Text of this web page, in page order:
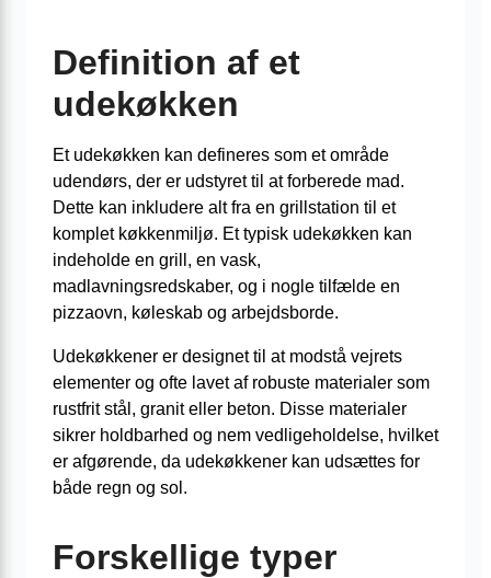
Definition af et
udekøkken
Et udekøkken kan defineres som et område
udendørs, der er udstyret til at forberede mad.
Dette kan inkludere alt fra en grillstation til et
komplet køkkenmiljø. Et typisk udekøkken kan
indeholde en grill, en vask,
madlavningsredskaber, og i nogle tilfælde en
pizzaovn, køleskab og arbejdsborde.
Udekøkkener er designet til at modstå vejrets
elementer og ofte lavet af robuste materialer som
rustfrit stål, granit eller beton. Disse materialer
sikrer holdbarhed og nem vedligeholdelse, hvilket
er afgørende, da udekøkkener kan udsættes for
både regn og sol.
Forskellige typer